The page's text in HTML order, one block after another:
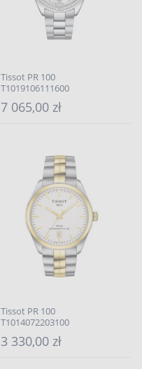
Tissot PR 100
T1019106111600
7 065,00 zł
Tissot PR 100
T1014072203100
3 330,00 zł